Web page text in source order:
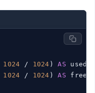
1024 / 1024 ) AS
1024 / 1024 ) AS